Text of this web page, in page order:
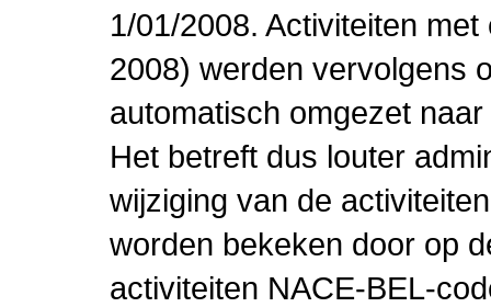
1/01/2008. Activiteiten
2008) werden vervolgens
automatisch omgezet
Het betreft dus louter
wijziging van de
worden bekeken door op
activiteiten NACE-BEL-